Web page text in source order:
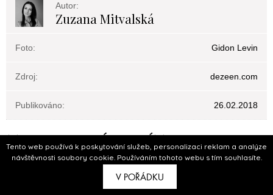
Tento web používá k poskytování služeb, personalizaci reklam a analýze
návštěvnosti soubory cookie. Používáním tohoto webu s tím souhlasíte.
V POŘÁDKU
Autor:
Zuzana Mitvalská
Foto: Gidon Levin
Zdroj: dezeen.com
Publikováno: 26.02.2018
MOHLO BY VÁS ZAJÍMAT
Soliter Parket